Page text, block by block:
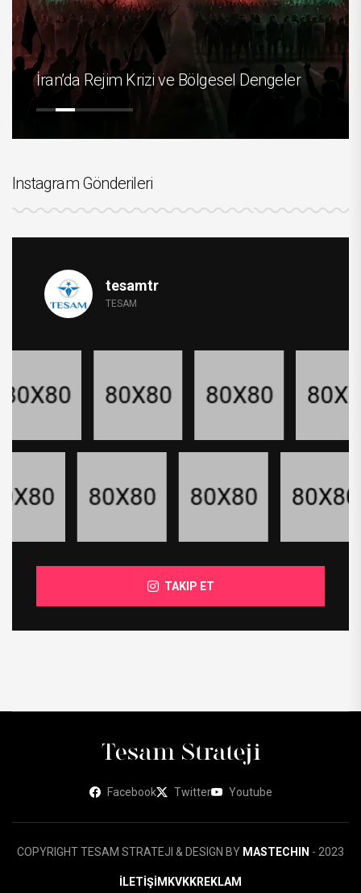
İran’da Rejim Krizi ve Bölgesel Dengeler
Instagram Gönderileri
tesamtr
TESAM
TAKIP ET
Facebook Twitter Youtube
COPYRIGHT TESAM STRATEJI & DESIGN BY MASTECHIN - 2023
İLETİŞİM KVKKREKLAM